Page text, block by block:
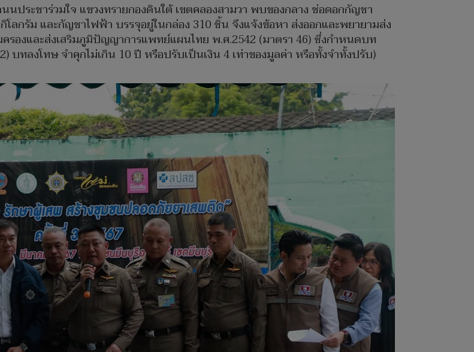
ระชาร่วมใจ แขวงทรายกองดินใต้ เขตคลองสามวา พบของกลาง ช่อดอกกัญชา
ลกรัม และกัญชาไฟฟ้า บรรจุอยู่ในกล่อง 310 ชิ้น จึงแจ้งข้อหา ส่งออกและพยายามส่ง
องและส่งเสริมภูมิปัญญาการแพทย์แผนไทย พ.ศ.2542 (มาตรา 46) ซึ่งกำหนดบท
บทลงโทษ จำคุกไม่เกิน 10 ปี หรือปรับเป็นเงิน 4 เท่าของมูลค่า หรือทั้งจำทั้งปรับ)